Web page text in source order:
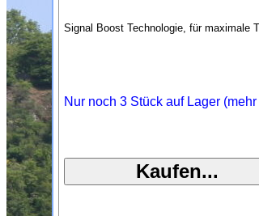
Signal Boost Technologie, für maximale
Nur noch 3 Stück auf Lager